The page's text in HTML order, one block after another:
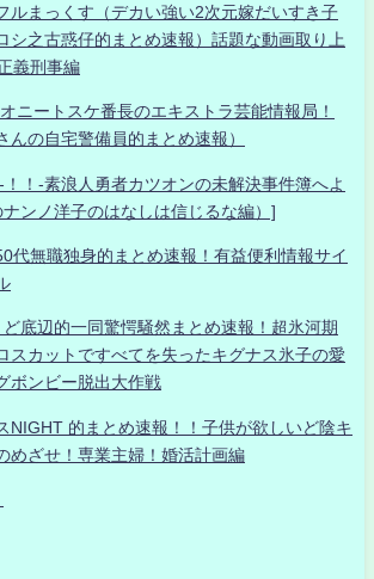
ルまっくす（デカい強い2次元嫁だいすき子
シ之古惑仔的まとめ速報）話題な動画取り上
義刑事編
ニートスケ番長のエキストラ芸能情報局！
んの自宅警備員的まとめ速報）
！-素浪人勇者カツオンの未解決事件簿へよ
ンノ洋子のはなしは信じるな編）]
無職独身的まとめ速報！有益便利情報サイ
底辺的一同驚愕騒然まとめ速報！超氷河期
スカットですべてを失ったキグナス氷子の愛
ボンビー脱出大作戦
NIGHT 的まとめ速報！！子供が欲しいど陰キ
めざせ！専業主婦！婚活計画編